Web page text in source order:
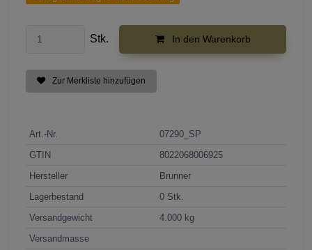
Stk. In den Warenkorb
Zur Merkliste hinzufügen
Art.-Nr.
07290_SP
GTIN
8022068006925
Hersteller
Brunner
Lagerbestand
0 Stk.
Versandgewicht
4.000 kg
Versandmasse